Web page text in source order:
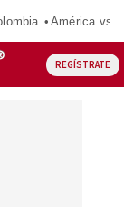
América vs
REGÍSTRATE